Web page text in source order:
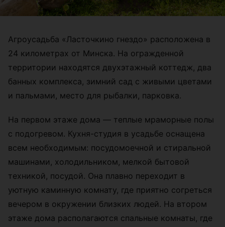
Агроусадьба «Ласточкино гнездо» расположена в
24 километрах от Минска. На огражденной
территории находятся двухэтажный коттедж, два
банных комплекса, зимний сад с живыми цветами
и пальмами, место для рыбалки, парковка.
На первом этаже дома — теплые мраморные полы
с подогревом. Кухня-студия в усадьбе оснащена
всем необходимым: посудомоечной и стиральной
машинами, холодильником, мелкой бытовой
техникой, посудой. Она плавно переходит в
уютную каминную комнату, где приятно согреться
вечером в окружении близких людей. На втором
этаже дома располагаются спальные комнаты, где